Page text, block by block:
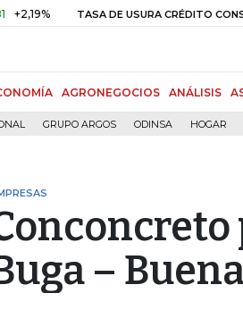
TASA DE USURA CRÉDITO CONSUMO
AGRONEGOCIOS ANÁLISIS
GRUPO ARGOS ODINSA HOGAR
–